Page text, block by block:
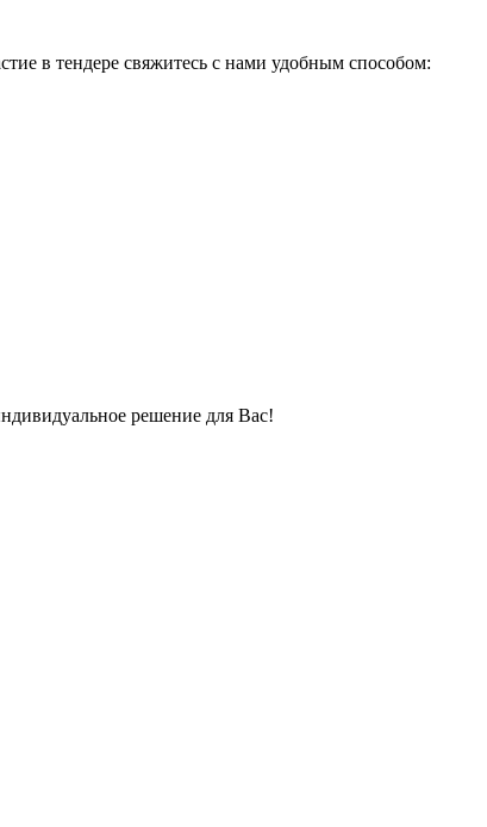
в тендере свяжитесь с нами удобным способом:
решение для Вас!